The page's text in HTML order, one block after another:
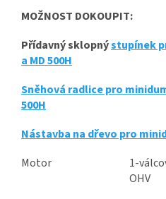
MOŽNOST DOKOUPIT:
Přídavný sklopnýstupínek
a MD 500H
Sněhová radlice pro
500H
Nástavba na dřevo pro
Motor
1-
OHV